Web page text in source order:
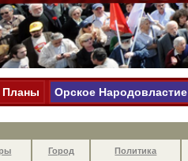
Планы Орское Народовластие
Город Политика